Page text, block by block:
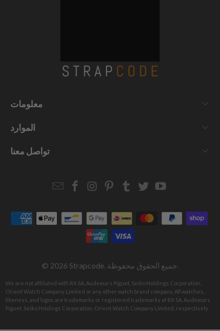
معلومات
الموارد
تواصل معنا
EmailStrapcode
Facebook
Strapcode
Instagram
Strapcode
Pinterest
Strapcode
Tumblr
Strapcode
TwitterYouTube
© 2026 Strapcode . جميع الحقوق محفوظة.
We are not affiliated with RX SA, Audemars Piguet, Seiko Holdings Corporation,
Orient Watch Company Limited or any other watch brand company. All watches,
likeness, and logos are trademarks or registered trademarks of RX SA, Audemars
Piguet, Seiko Holdings Corporation, Orient Watch Company Limited, respectively.